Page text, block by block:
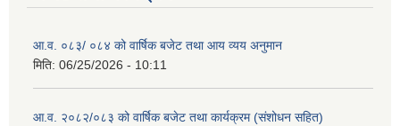
आ.व. ०८३/ ०८४ को वार्षिक बजेट तथा आय व्यय अनुमान
मिति: 06/25/2026 - 10:11
आ.व. २०८२/०८३ को वार्षिक बजेट तथा कार्यक्रम (संशोधन सहित)